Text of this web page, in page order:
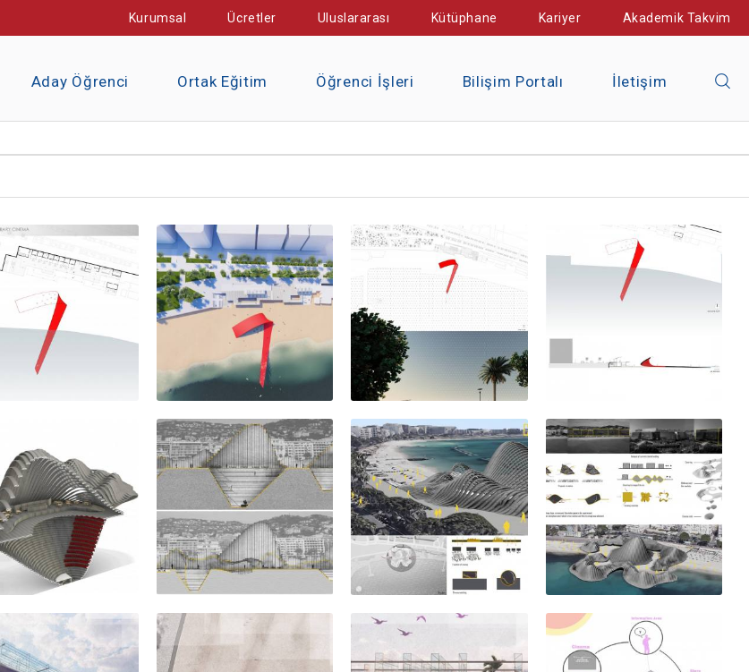
Kurumsal Ücretler Uluslararası Kütüphane Kariyer Akademik Takvim
Aday Öğrenci Ortak Eğitim Öğrenci İşleri Bilişim Portalı İletişim